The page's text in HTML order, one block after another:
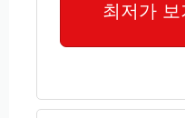
최저가 보